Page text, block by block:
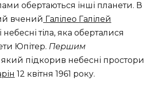
обертаються інші планети. В
вчений Галілео Галілей
тіла, яка оберталися
Юпітер. Першим
який підкорив небесні простори
12 квітня 1961 року.